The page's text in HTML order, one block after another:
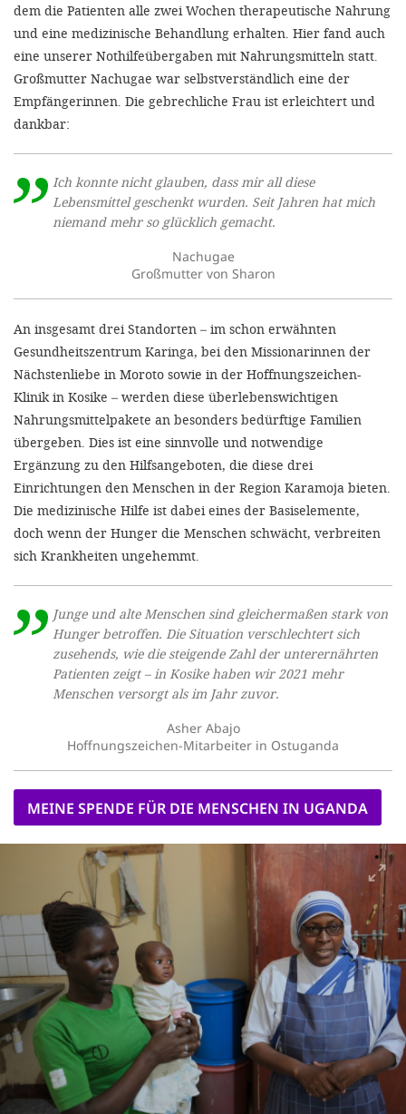
dem die Patienten alle zwei Wochen therapeutische Nahrung
und eine medizinische Behandlung erhalten. Hier fand auch
eine unserer Nothilfeübergaben mit Nahrungsmitteln statt.
Großmutter Nachugae war selbstverständlich eine der
Empfängerinnen. Die gebrechliche Frau ist erleichtert und
dankbar:
Ich konnte nicht glauben, dass mir all diese
Lebensmittel geschenkt wurden. Seit Jahren hat mich
niemand mehr so glücklich gemacht.
Nachugae
Großmutter von Sharon
An insgesamt drei Standorten – im schon erwähnten
Gesundheitszentrum Karinga, bei den Missionarinnen der
Nächstenliebe in Moroto sowie in der Hoffnungszeichen-
Klinik in Kosike – werden diese überlebenswichtigen
Nahrungsmittelpakete an besonders bedürftige Familien
übergeben. Dies ist eine sinnvolle und notwendige
Ergänzung zu den Hilfsangeboten, die diese drei
Einrichtungen den Menschen in der Region Karamoja bieten.
Die medizinische Hilfe ist dabei eines der Basiselemente,
doch wenn der Hunger die Menschen schwächt, verbreiten
sich Krankheiten ungehemmt.
Junge und alte Menschen sind gleichermaßen stark von
Hunger betroffen. Die Situation verschlechtert sich
zusehends, wie die steigende Zahl der unterernährten
Patienten zeigt – in Kosike haben wir 2021 mehr
Menschen versorgt als im Jahr zuvor.
Asher Abajo
Hoffnungszeichen-Mitarbeiter in Ostuganda
MEINE SPENDE FÜR DIE MENSCHEN IN UGANDA